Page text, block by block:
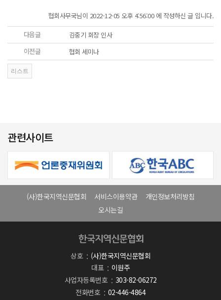
협회사무국님이 2022-12-05 오후 4:56:00 에 작성하신 글 입니다.
다음글
김중기 회장 인사
이전글
협회 세미나
관련사이트
(사)한국지역신문협회 서비스이용약관
개인정보처리방침
오시는길
상호
(사)한국지역신문협회
대표
이원주
사업자등록번호
303-82-06272
전화번호
02-446-4864